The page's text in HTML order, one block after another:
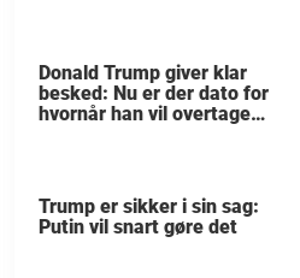
Donald Trump giver klar
besked: Nu er der dato for
hvornår han vil overtage
Trump er sikker i sin sag:
Putin vil snart gøre det